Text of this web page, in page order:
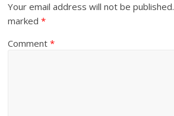
Your email address will not be published.
marked*
Comment*